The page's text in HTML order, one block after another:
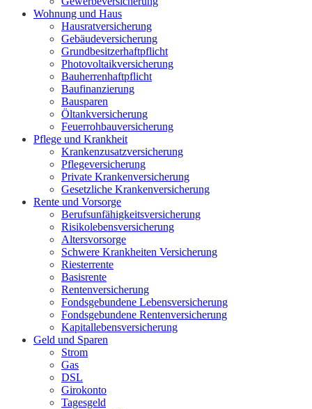
Wohnung und Haus
Hausratversicherung
Gebäudeversicherung
Grundbesitzerhaftpflicht
Photovoltaikversicherung
Bauherrenhaftpflicht
Baufinanzierung
Bausparen
Öltankversicherung
Feuerrohbauversicherung
Pflege und Krankheit
Krankenzusatzversicherung
Pflegeversicherung
Private Krankenversicherung
Gesetzliche Krankenversicherung
Rente und Vorsorge
Berufs­unfähigkeitsversicherung
Risikolebensversicherung
Altersvorsorge
Schwere Krankheiten Versicherung
Riesterrente
Basisrente
Rentenversicherung
Fondsgebundene Lebensversicherung
Fondsgebundene Rentenversicherung
Kapitallebensversicherung
Geld und Sparen
Strom
Gas
DSL
Girokonto
Tagesgeld